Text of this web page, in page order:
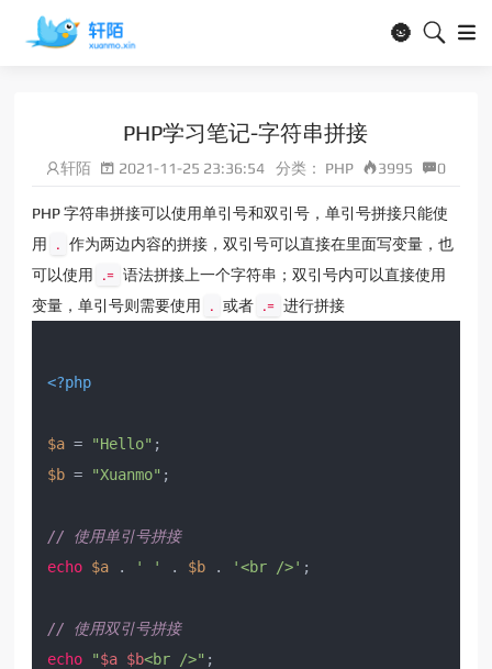
🌚
PHP学习笔记-字符串拼接
轩陌 2021-11-25 23:36:54 分类： PHP 3995 0
PHP 字符串拼接可以使用单引号和双引号，单引号拼接只能使
用
. 作为两边内容的拼接，双引号可以直接在里面写变量，也
可以使用
.= 语法拼接上一个字符串；双引号内可以直接使用
变量，单引号则需要使用
. 或者 .= 进行拼接
<?php
$a = "Hello"
$b = "Xuanmo" ;
// 使用单引号拼接
echo $a . ' ' . $b . '<br />' ;
// 使用双引号拼接
echo
"$a $b<br />" ;